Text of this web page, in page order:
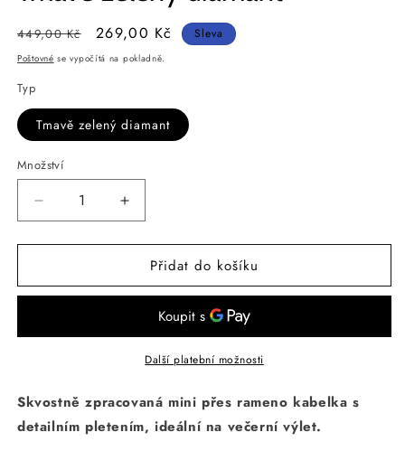
Běžná
cena
449,00 Kč
Výprodejová
cena
269,00 Kč Sleva
Poštovné se vypočítá na pokladně.
Typ
Tmavě zelený diamant
Množství
množství
produktu
Crossbody
Bag
diamant
Zvýšit
množství
produktu
Mini
Crossbody
Bag
Tmavě
diamant
Přidat do košíku
Další platební možnosti
Skvostně zpracovaná mini přes rameno kabelka s
detailním pletením, ideální na večerní výlet.